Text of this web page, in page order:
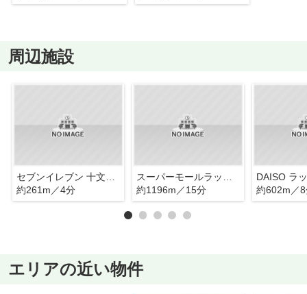
周辺施設
約261m／4分
約1196m／15分
約602m／
エリアの近い物件